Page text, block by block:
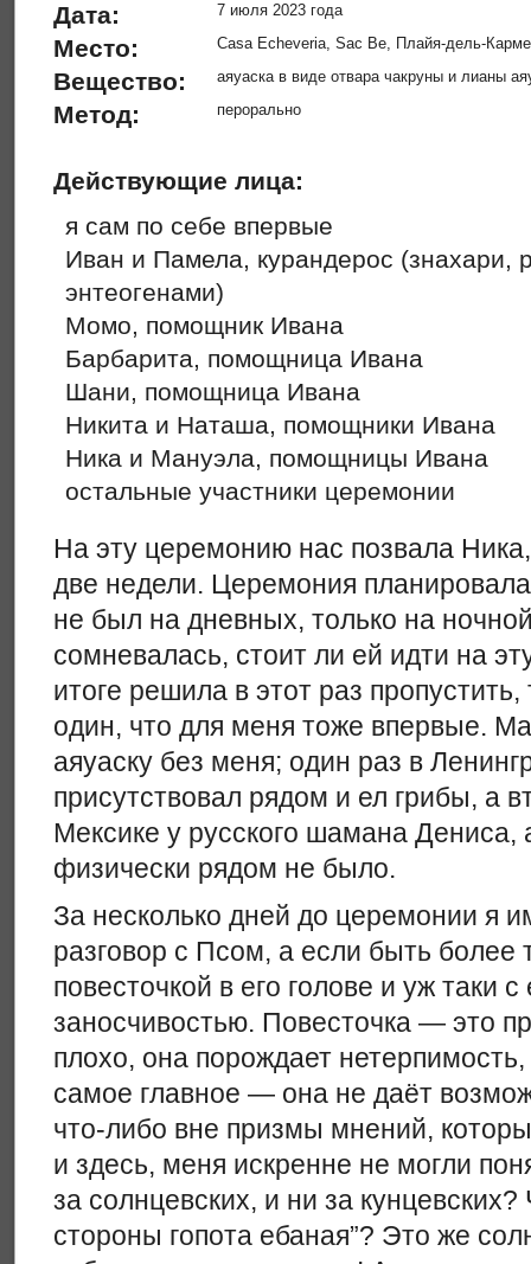
Дата: 7 июля 2023 года
Место: Casa Echeveria, Sac Be, Плайя-дель-
Вещество: аяуаска в виде отвара чакруны и лианы
Метод: перорально
Действующие лица:
я сам по себе впервые
Иван и Памела, курандерос (знахари,
энтеогенами)
Момо, помощник Ивана
Барбарита, помощница Ивана
Шани, помощница Ивана
Никита и Наташа, помощники Ивана
Ника и Мануэла, помощницы Ивана
остальные участники церемонии
На эту церемонию нас позвала
две недели. Церемония
не был на дневных, только на
сомневалась, стоит ли ей идти на
итоге решила в этот раз
один, что для меня тоже впервые.
аяуаску без меня; один раз в
присутствовал рядом и ел грибы, а
Мексике у русского шамана Дениса,
физически рядом не было.
За несколько дней до церемонии я
разговор с Псом, а если быть более
повесточкой в его голове и уж таки
заносчивостью. Повесточка — это
плохо, она порождает
самое главное — она не даёт
что-либо вне призмы мнений,
и здесь, меня искренне не могли
за солнцевских, и ни за кунцевских?
стороны гопота ебаная”? Это же